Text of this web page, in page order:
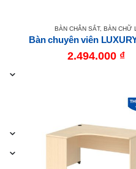
BÀN CHÂN SẮT, BÀN CHỮ L
2.494.000 ₫